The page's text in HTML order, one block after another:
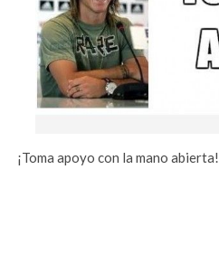
¡Toma apoyo con la mano abierta!